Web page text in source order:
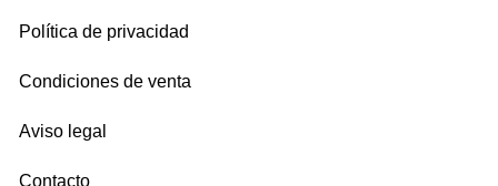
Política de privacidad
Condiciones de venta
Aviso legal
Contacto